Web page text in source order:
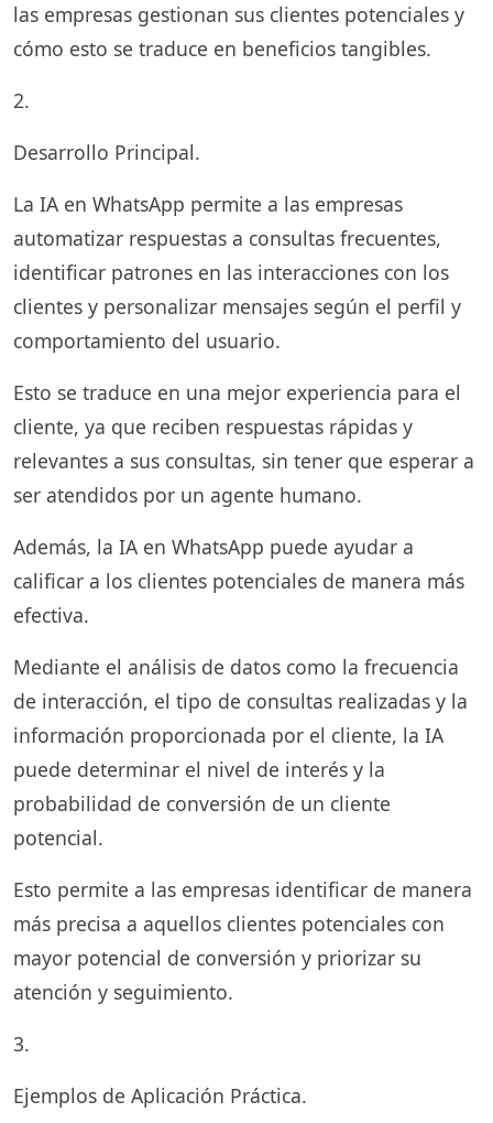
las empresas gestionan sus clientes potenciales y
cómo esto se traduce en beneficios tangibles.
2.
Desarrollo Principal.
La IA en WhatsApp permite a las empresas
automatizar respuestas a consultas frecuentes,
identificar patrones en las interacciones con los
clientes y personalizar mensajes según el perfil y
comportamiento del usuario.
Esto se traduce en una mejor experiencia para el
cliente, ya que reciben respuestas rápidas y
relevantes a sus consultas, sin tener que esperar a
ser atendidos por un agente humano.
Además, la IA en WhatsApp puede ayudar a
calificar a los clientes potenciales de manera más
efectiva.
Mediante el análisis de datos como la frecuencia
de interacción, el tipo de consultas realizadas y la
información proporcionada por el cliente, la IA
puede determinar el nivel de interés y la
probabilidad de conversión de un cliente
potencial.
Esto permite a las empresas identificar de manera
más precisa a aquellos clientes potenciales con
mayor potencial de conversión y priorizar su
atención y seguimiento.
3.
Ejemplos de Aplicación Práctica.